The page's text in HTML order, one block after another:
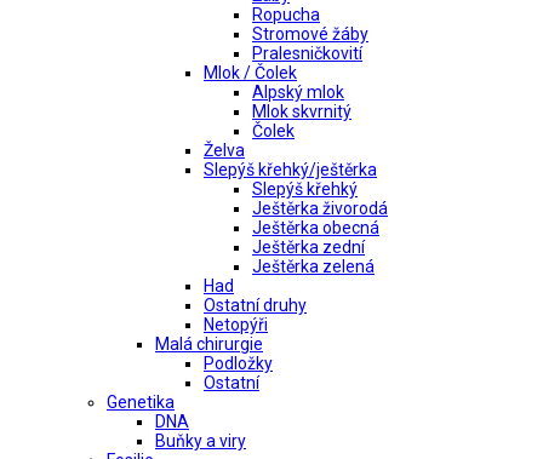
Ropucha
Stromové žáby
Pralesničkovití
Mlok / Čolek
Alpský mlok
Mlok skvrnitý
Čolek
Želva
Slepýš křehký/ještěrka
Slepýš křehký
Ještěrka živorodá
Ještěrka obecná
Ještěrka zední
Ještěrka zelená
Had
Ostatní druhy
Netopýři
Malá chirurgie
Podložky
Ostatní
Genetika
DNA
Buňky a viry